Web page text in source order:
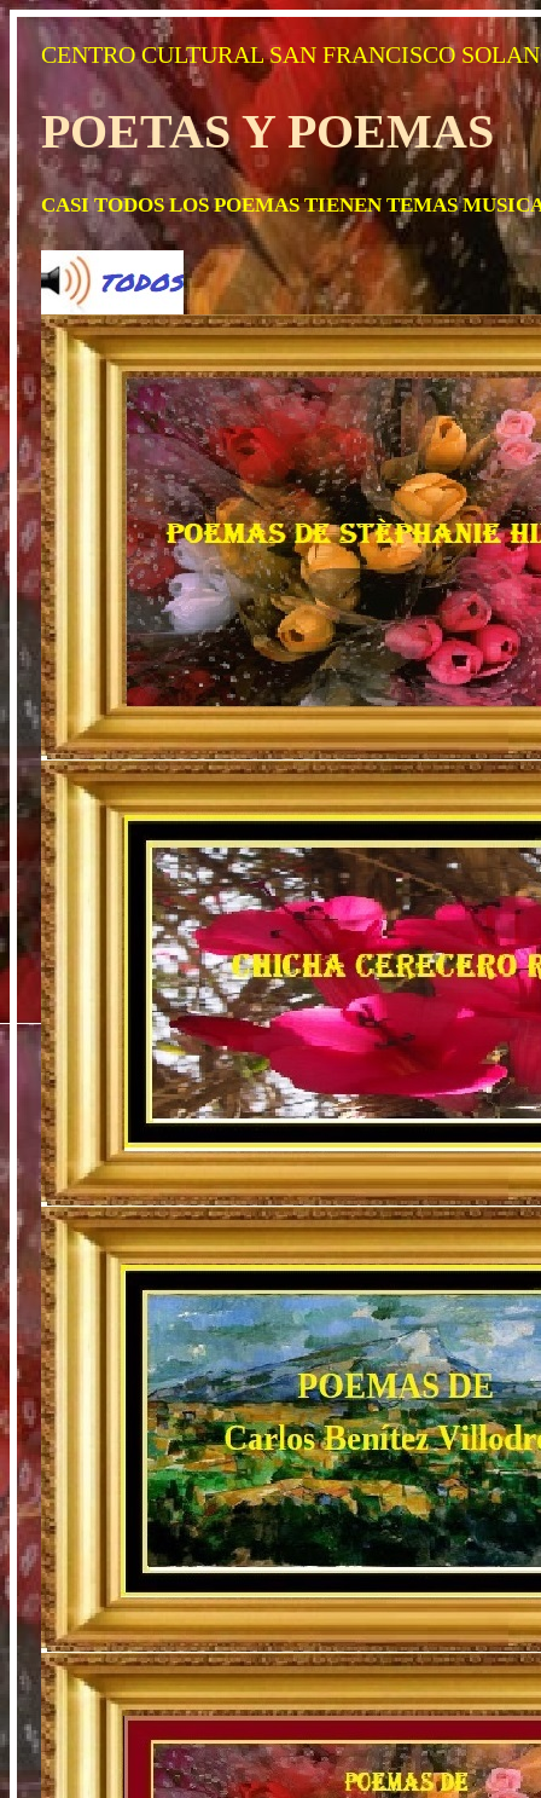
CENTRO CULTURAL SAN FRANCISCO
POETAS Y POEMAS
CASI TODOS LOS POEMAS TIENEN TEMAS